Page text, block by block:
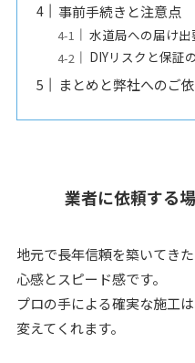
事前手続きと注意点
水道局への届け出
DIYリスクと保証
まとめと弊社へのご
業者に依頼する
地元で長年信頼を築いてき
心感とスピード感です。
プロの手による確実な施工
変えてくれます。